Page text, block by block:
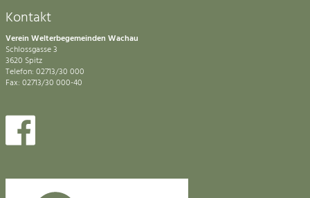
Kontakt
Verein Welterbegemeinden Wachau
Schlossgasse 3
3620 Spitz
Telefon: 02713/30 000
Fax: 02713/30 000-40